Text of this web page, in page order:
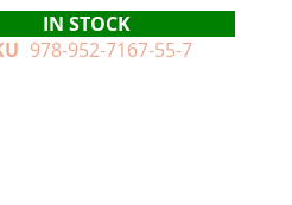
IN STOCK
978-952-7167-55-7